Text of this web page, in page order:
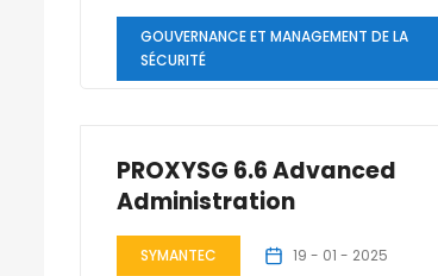
GOUVERNANCE ET MANAGEMENT DE LA
SÉCURITÉ
2 Jours
PROXYSG 6.6 Advanced
Administration
SYMANTEC 19 - 01 - 2025